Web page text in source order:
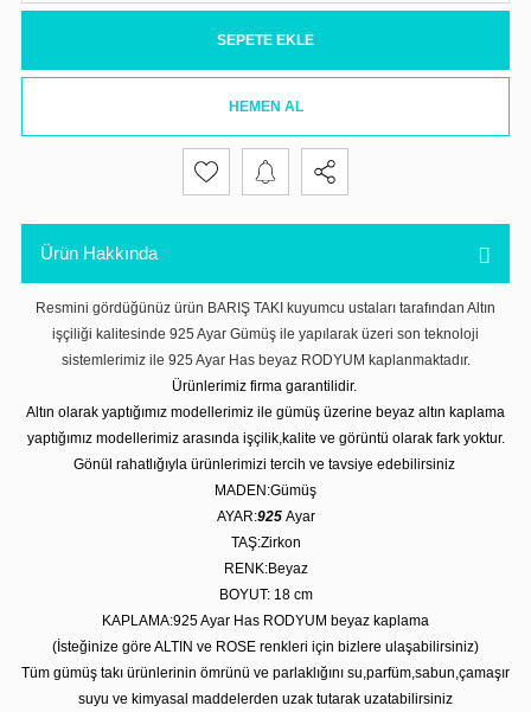
SEPETE EKLE
HEMEN AL
Ürün Hakkında
Resmini gördüğünüz ürün BARIŞ TAKI kuyumcu ustaları tarafından Altın
işçiliği kalitesinde 925 Ayar Gümüş ile yapılarak üzeri son teknoloji
sistemlerimiz ile 925 Ayar Has beyaz RODYUM kaplanmaktadır.
Ürünlerimiz firma garantilidir.
Altın olarak yaptığımız modellerimiz ile gümüş üzerine beyaz altın kaplama
yaptığımız modellerimiz arasında işçilik,kalite ve görüntü olarak fark yoktur.
Gönül rahatlığıyla ürünlerimizi tercih ve tavsiye edebilirsiniz
MADEN:Gümüş
AYAR:925 Ayar
TAŞ:Zirkon
RENK:Beyaz
BOYUT: 18 cm
KAPLAMA:925 Ayar Has RODYUM beyaz kaplama
(İsteğinize göre ALTIN ve ROSE renkleri için bizlere ulaşabilirsiniz)
Tüm gümüş takı ürünlerinin ömrünü ve parlaklığını su,parfüm,sabun,çamaşır
suyu ve kimyasal maddelerden uzak tutarak uzatabilirsiniz